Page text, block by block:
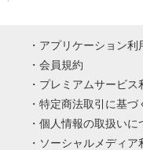
アプリケーション利
会員規約
プレミアムサービス
特定商法取引に基づ
個人情報の取扱いに
ソーシャルメディア